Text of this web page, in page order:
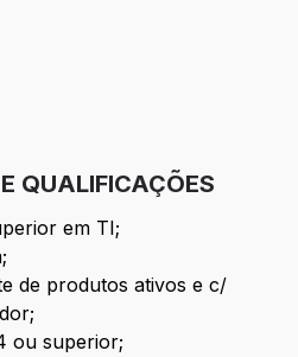
QUALIFICAÇÕES
em TI;
de produtos ativos e c/
ou superior;